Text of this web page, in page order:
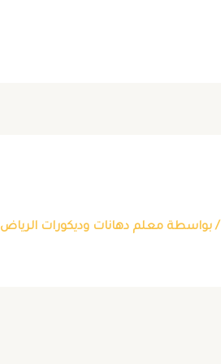
/ بواسطة معلم دهانات وديكورات الرياض